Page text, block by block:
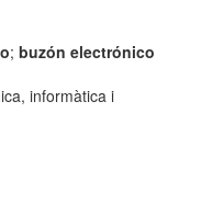
;buzón electrónico
informàtica i